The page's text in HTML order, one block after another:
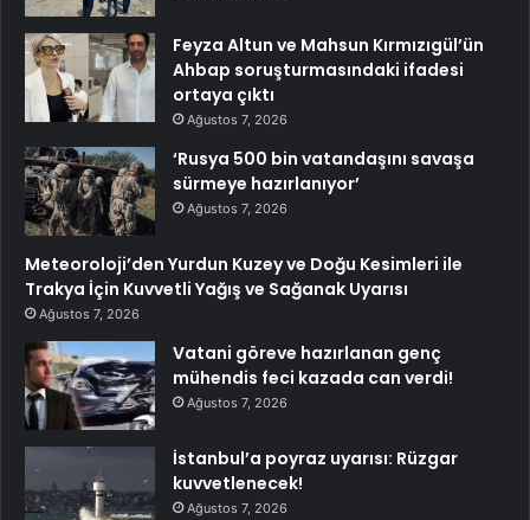
Feyza Altun ve Mahsun Kırmızıgül’ün
Ahbap soruşturmasındaki ifadesi
ortaya çıktı
Ağustos 7, 2026
‘Rusya 500 bin vatandaşını savaşa
sürmeye hazırlanıyor’
Ağustos 7, 2026
Meteoroloji’den Yurdun Kuzey ve Doğu Kesimleri ile
Trakya İçin Kuvvetli Yağış ve Sağanak Uyarısı
Ağustos 7, 2026
Vatani göreve hazırlanan genç
mühendis feci kazada can verdi!
Ağustos 7, 2026
İstanbul’a poyraz uyarısı: Rüzgar
kuvvetlenecek!
Ağustos 7, 2026